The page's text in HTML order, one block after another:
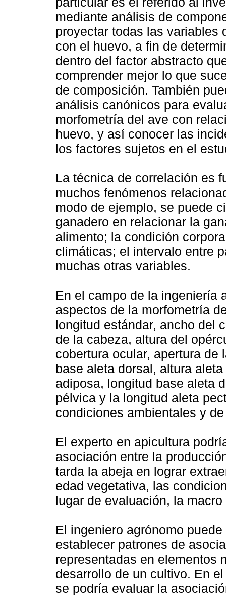
mediante análisis de
proyectar todas las variables
con el huevo, a fin de
dentro del factor abstracto
comprender mejor lo que
de composición. También
análisis canónicos para
morfometría del ave con
huevo, y así conocer las
los factores sujetos en el
La técnica de correlación es
muchos fenómenos
modo de ejemplo, se puede
ganadero en relacionar la
alimento; la condición
climáticas; el intervalo entre
muchas otras variables.
En el campo de la ingeniería
aspectos de la morfometría
longitud estándar, ancho del
de la cabeza, altura del
cobertura ocular, apertura
base aleta dorsal, altura
adiposa, longitud base aleta
pélvica y la longitud aleta
condiciones ambientales y
El experto en apicultura
asociación entre la
tarda la abeja en lograr
edad vegetativa, las
lugar de evaluación, la
El ingeniero agrónomo
establecer patrones de
representadas en elementos
desarrollo de un cultivo. En
se podría evaluar la